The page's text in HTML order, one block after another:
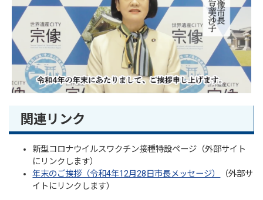
関連リンク
新型コロナウイルスワクチン接種特設ページ（外部サイト
にリンクします）
年末のご挨拶（令和4年12月28日市長メッセージ）
（外部サ
イトにリンクします）